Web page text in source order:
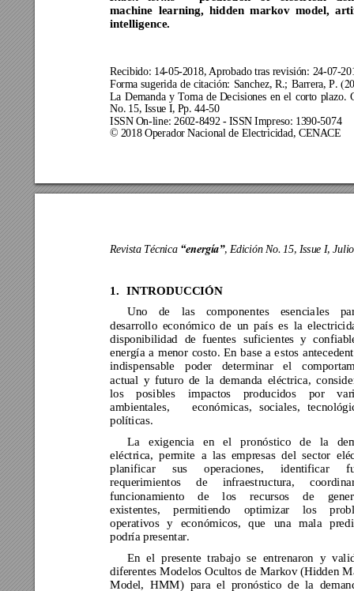
Recibido: 14-05-2018, Aprobado tras revisión: 24-07-
Forma sugerida de citación: Sanchez, R.; Barrera, P.
La Demanda y Toma de Decisiones en el corto plazo.
No. 15, Issue I, Pp. 44-50
ISSN On-line: 2602-8492 - ISSN Impreso: 1390-5074
© 2018 Operador Nacional de Electricidad, CENACE
machine learning, hidden markov model,
intelligence.
Revista Técnica “energía”, Edición No. 15, Issue I,
1. INTRODUCCIÓN
Uno de las componentes esenciales
desarrollo económico de un país es la
disponibilidad de fuentes suficientes y co
energía a menor costo. En base a estos
indispensable
poder determinar el
actual y futuro de la demanda eléctrica,
los
posibles impactos producidos por
ambientales,
económicas, sociales,
políticas.
La exigencia en el pronóstico de la
eléctrica, permite a las empresas del sector
planificar
sus operaciones, identificar
requerimientos
de infraestructura, coor
funcionamiento
de los recursos de gen
existentes,
permitiendo optimizar los
operativos y económicos, que una mala
podría presentar.
En el presente trabajo se entrenaron y
diferentes Modelos Ocultos de Markov (Hidden
Model, HMM) para el pronóstico de la